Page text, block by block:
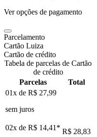
Ver opções de pagamento
Parcelamento
Cartão Luiza
Cartão de crédito
Tabela de parcelas de Cartão
de crédito
Parcelas
Total
01x de R$ 27,99
sem juros
02x de R$ 14,41 * R$ 28,83